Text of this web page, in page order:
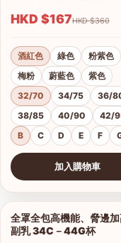
HKD $167 HKD $360
酒紅色 綠色
粉紫色
梅粉
蔚藍色
紫色
32/70
34/75
36/
38/85
40/90
42/
B
C D E F
加入購物車
查看圖片
全罩全包高機能、脅邊
副乳 34C－44G杯